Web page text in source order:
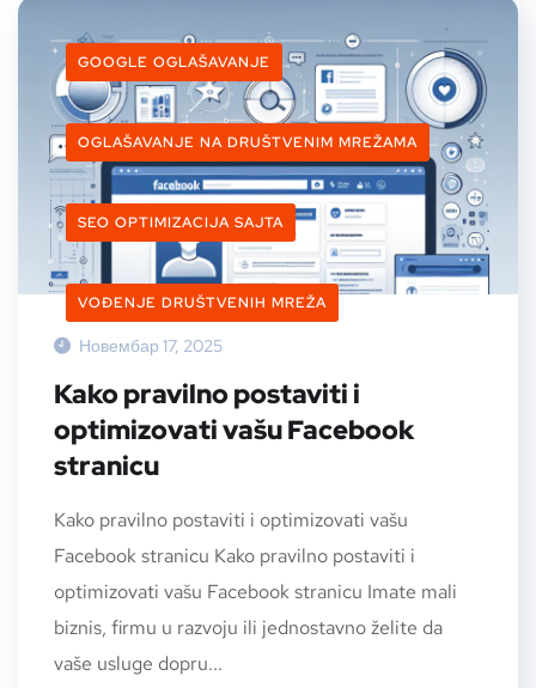
GOOGLE OGLAŠAVANJE
OGLAŠAVANJE NA DRUŠTVENIM MREŽAMA
SEO OPTIMIZACIJA SAJTA
VOĐENJE DRUŠTVENIH MREŽA
Новембар 17, 2025
Kako pravilno postaviti i
optimizovati vašu Facebook
stranicu
Kako pravilno postaviti i optimizovati vašu
Facebook stranicu Kako pravilno postaviti i
optimizovati vašu Facebook stranicu Imate mali
biznis, firmu u razvoju ili jednostavno želite da
vaše usluge dopru...